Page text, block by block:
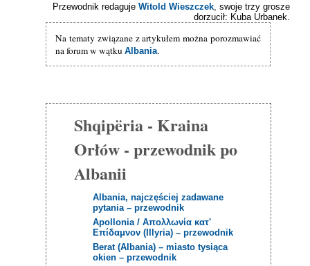
Przewodnik redaguje Witold Wieszczek, swoje trzy grosze
dorzucił: Kuba Urbanek.
Na tematy związane z artykułem można porozmawiać
na forum w wątkuAlbania.
Shqipëria - Kraina
Orłów - przewodnik po
Albanii
Albania, najczęściej zadawane
pytania – przewodnik
Apollonia / Aπολλωνία κατ'
Επίδαμνον (Illyria) – przewodnik
Berat (Albania) – miasto tysiąca
okien – przewodnik